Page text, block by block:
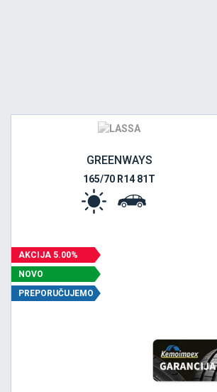
GREENWAYS
165/70 R14 81T
AKCIJA 5.00%
NOVO
PREPORUČUJEMO